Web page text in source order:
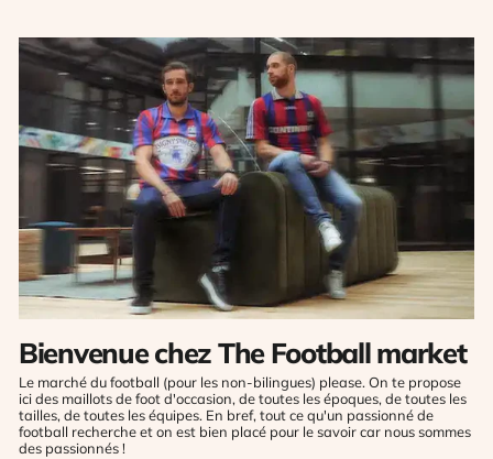
Bienvenue chez The Football market
Le marché du football (pour les non-bilingues) please. On te propose
ici des maillots de foot d'occasion, de toutes les époques, de toutes les
tailles, de toutes les équipes. En bref, tout ce qu'un passionné de
football recherche et on est bien placé pour le savoir car nous sommes
des passionnés !